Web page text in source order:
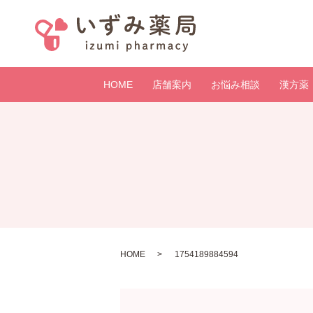
HOME 店舗案内 お悩み相談 漢方薬
HOME 1754189884594